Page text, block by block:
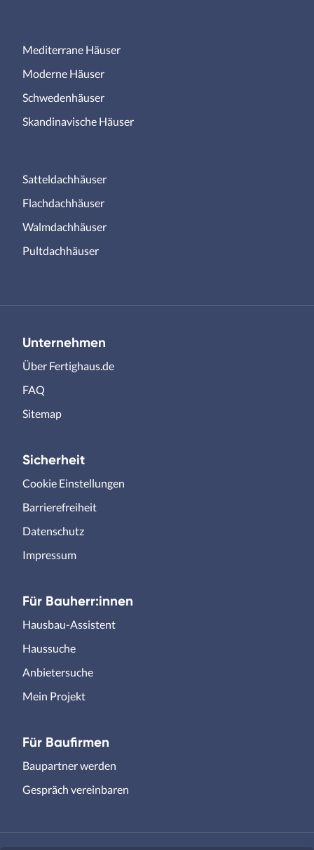
Mediterrane Häuser
Moderne Häuser
Schwedenhäuser
Skandinavische Häuser
Satteldachhäuser
Flachdachhäuser
Walmdachhäuser
Pultdachhäuser
Unternehmen
Über Fertighaus.de
FAQ
Sitemap
Sicherheit
Cookie Einstellungen
Barrierefreiheit
Datenschutz
Impressum
Für Bauherr:innen
Hausbau-Assistent
Haussuche
Anbietersuche
Mein Projekt
Für Baufirmen
Baupartner werden
Gespräch vereinbaren